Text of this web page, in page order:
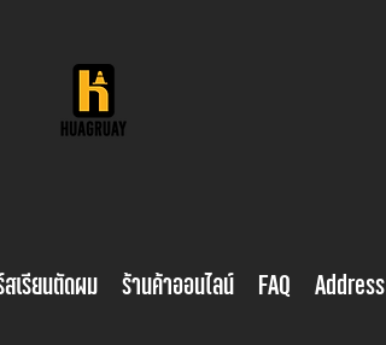
เรียนตัดผม ร้านค้าออนไลน์ FAQ Address